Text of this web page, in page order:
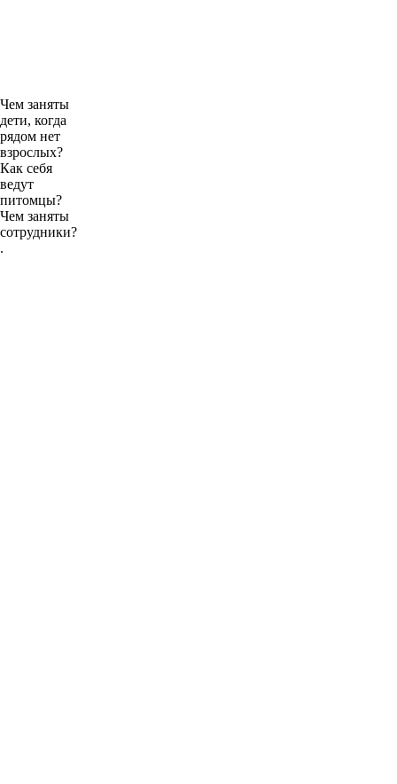
Чем заняты
дети, когда
рядом нет
взрослых?
Как себя
ведут
питомцы?
Чем заняты
сотрудники?
.